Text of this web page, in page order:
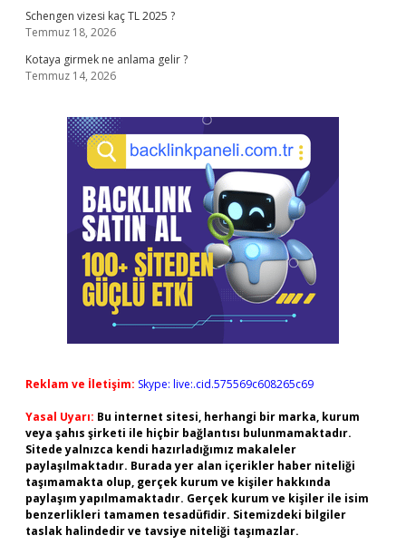
Schengen vizesi kaç TL 2025 ?
Temmuz 18, 2026
Kotaya girmek ne anlama gelir ?
Temmuz 14, 2026
Reklam ve İletişim: Skype: live:.cid.575569c608265c69
Yasal Uyarı: Bu internet sitesi, herhangi bir marka, kurum
veya şahıs şirketi ile hiçbir bağlantısı bulunmamaktadır.
Sitede yalnızca kendi hazırladığımız makaleler
paylaşılmaktadır. Burada yer alan içerikler haber niteliği
taşımamakta olup, gerçek kurum ve kişiler hakkında
paylaşım yapılmamaktadır. Gerçek kurum ve kişiler ile isim
benzerlikleri tamamen tesadüfidir. Sitemizdeki bilgiler
taslak halindedir ve tavsiye niteliği taşımazlar.